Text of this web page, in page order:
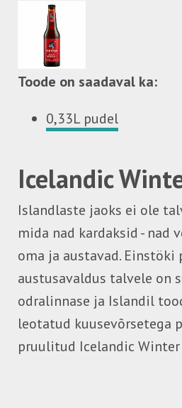
Toode on saadaval ka:
0,33L pudel
Icelandic
Islandlaste jaoks ei ole
mida nad kardaksid - nad
oma ja austavad. Einstöki
austusavaldus talvele on
odralinnase ja Islandil
leotatud kuusevõrsetega
pruulitud Icelandic Winter